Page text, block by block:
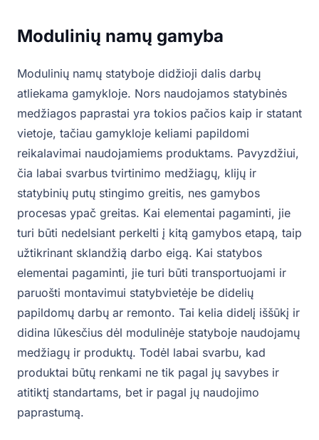
Modulinių namų gamyba
Modulinių namų statyboje didžioji dalis darbų
atliekama gamykloje. Nors naudojamos statybinės
medžiagos paprastai yra tokios pačios kaip ir statant
vietoje, tačiau gamykloje keliami papildomi
reikalavimai naudojamiems produktams. Pavyzdžiui,
čia labai svarbus tvirtinimo medžiagų, klijų ir
statybinių putų stingimo greitis, nes gamybos
procesas ypač greitas. Kai elementai pagaminti, jie
turi būti nedelsiant perkelti į kitą gamybos etapą, taip
užtikrinant sklandžią darbo eigą. Kai statybos
elementai pagaminti, jie turi būti transportuojami ir
paruošti montavimui statybvietėje be didelių
papildomų darbų ar remonto. Tai kelia didelį iššūkį ir
didina lūkesčius dėl modulinėje statyboje naudojamų
medžiagų ir produktų. Todėl labai svarbu, kad
produktai būtų renkami ne tik pagal jų savybes ir
atitiktį standartams, bet ir pagal jų naudojimo
paprastumą.